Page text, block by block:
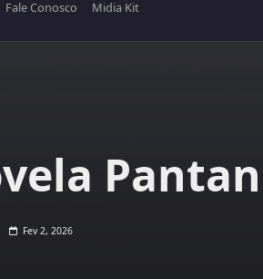
Fale Conosco
Midia Kit
Fev 2, 2026